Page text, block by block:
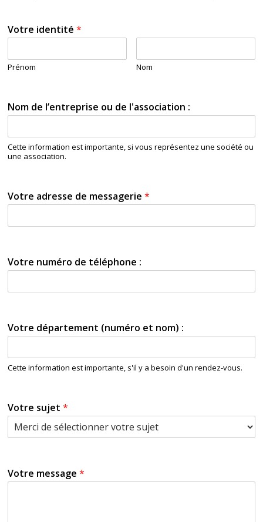
Votre identité*
Prénom Nom
Nom de l’entreprise ou de l'association :
Cette information est importante, si vous représentez une société ou
une association.
Votre adresse de messagerie*
Votre numéro de téléphone :
Votre département (numéro et nom) :
Cette information est importante, s'il y a besoin d'un rendez-vous.
Votre sujet*
Votre message*